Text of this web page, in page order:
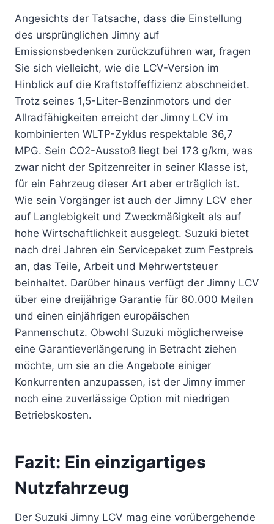
Angesichts der Tatsache, dass die Einstellung
des ursprünglichen Jimny auf
Emissionsbedenken zurückzuführen war, fragen
Sie sich vielleicht, wie die LCV-Version im
Hinblick auf die Kraftstoffeffizienz abschneidet.
Trotz seines 1,5-Liter-Benzinmotors und der
Allradfähigkeiten erreicht der Jimny LCV im
kombinierten WLTP-Zyklus respektable 36,7
MPG. Sein CO2-Ausstoß liegt bei 173 g/km, was
zwar nicht der Spitzenreiter in seiner Klasse ist,
für ein Fahrzeug dieser Art aber erträglich ist.
Wie sein Vorgänger ist auch der Jimny LCV eher
auf Langlebigkeit und Zweckmäßigkeit als auf
hohe Wirtschaftlichkeit ausgelegt. Suzuki bietet
nach drei Jahren ein Servicepaket zum Festpreis
an, das Teile, Arbeit und Mehrwertsteuer
beinhaltet. Darüber hinaus verfügt der Jimny LCV
über eine dreijährige Garantie für 60.000 Meilen
und einen einjährigen europäischen
Pannenschutz. Obwohl Suzuki möglicherweise
eine Garantieverlängerung in Betracht ziehen
möchte, um sie an die Angebote einiger
Konkurrenten anzupassen, ist der Jimny immer
noch eine zuverlässige Option mit niedrigen
Betriebskosten.
Fazit: Ein einzigartiges
Nutzfahrzeug
Der Suzuki Jimny LCV mag eine vorübergehende